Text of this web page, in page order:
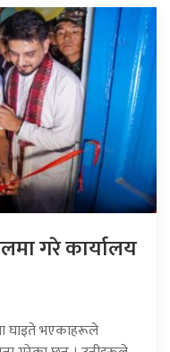
गरे कार्यालय
घाइते भएकाहरूले